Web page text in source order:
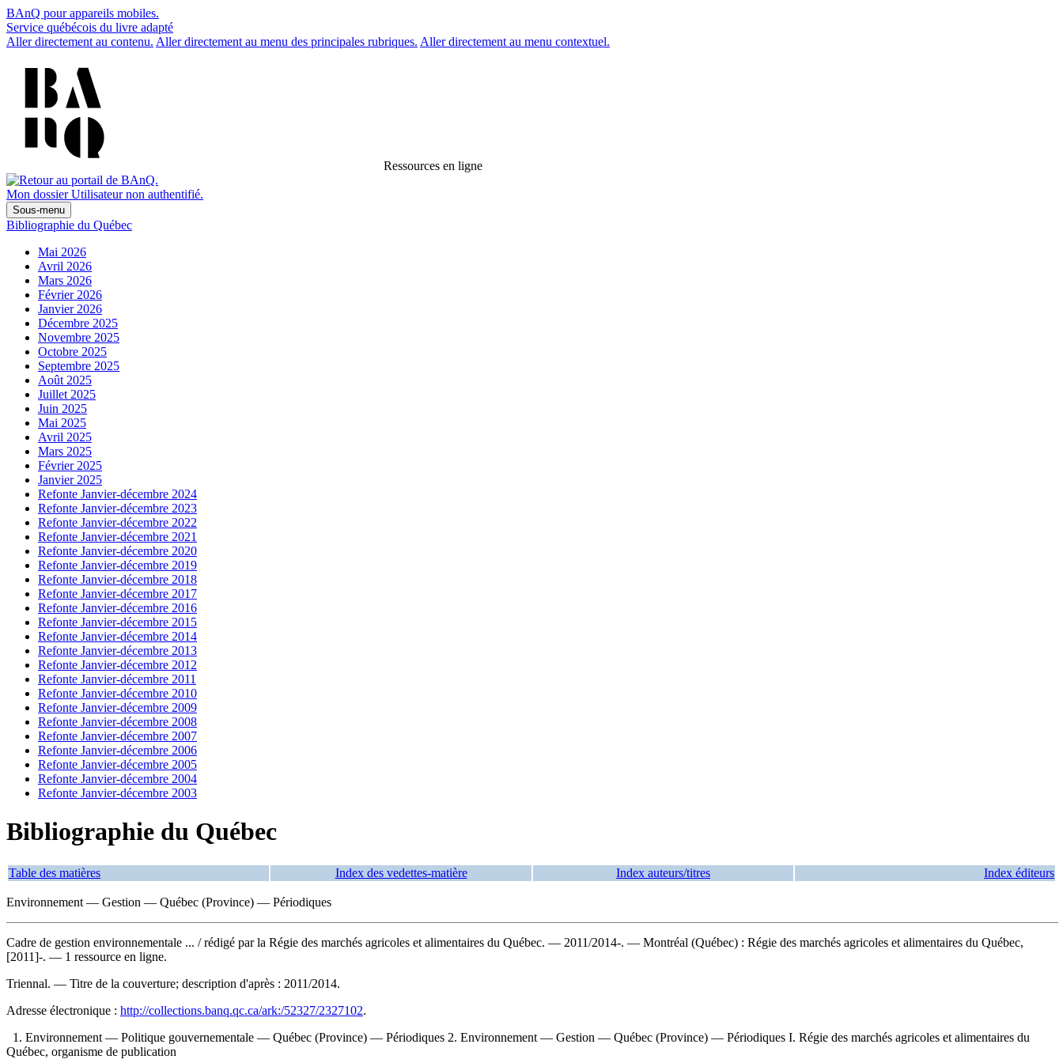
BAnQ pour appareils mobiles.
Service québécois du livre adapté
Aller directement au contenu. Aller directement au menu des principales rubriques. Aller directement au menu contextuel.
Ressources en ligne
Mon dossier Utilisateur non authentifié.
Sous-menu
Bibliographie du Québec
Mai 2026
Avril 2026
Mars 2026
Février 2026
Janvier 2026
Décembre 2025
Novembre 2025
Octobre 2025
Septembre 2025
Août 2025
Juillet 2025
Juin 2025
Mai 2025
Avril 2025
Mars 2025
Février 2025
Janvier 2025
Refonte Janvier-décembre 2024
Refonte Janvier-décembre 2023
Refonte Janvier-décembre 2022
Refonte Janvier-décembre 2021
Refonte Janvier-décembre 2020
Refonte Janvier-décembre 2019
Refonte Janvier-décembre 2018
Refonte Janvier-décembre 2017
Refonte Janvier-décembre 2016
Refonte Janvier-décembre 2015
Refonte Janvier-décembre 2014
Refonte Janvier-décembre 2013
Refonte Janvier-décembre 2012
Refonte Janvier-décembre 2011
Refonte Janvier-décembre 2010
Refonte Janvier-décembre 2009
Refonte Janvier-décembre 2008
Refonte Janvier-décembre 2007
Refonte Janvier-décembre 2006
Refonte Janvier-décembre 2005
Refonte Janvier-décembre 2004
Refonte Janvier-décembre 2003
Bibliographie du Québec
Table des matières Index des vedettes-matière Index auteurs/titres Index éditeurs
Environnement — Gestion — Québec (Province) — Périodiques
Cadre de gestion environnementale ... / rédigé par la Régie des marchés agricoles et alimentaires du Québec. — 2011/2014-. — Montréal (Québec) : Régie des marchés agricoles et alimentaires du Québec,
[2011]-. — 1 ressource en ligne.
Triennal. — Titre de la couverture; description d'après : 2011/2014.
Adresse électronique : http://collections.banq.qc.ca/ark:/52327/2327102.
1. Environnement — Politique gouvernementale — Québec (Province) — Périodiques 2. Environnement — Gestion — Québec (Province) — Périodiques I. Régie des marchés agricoles et alimentaires du
Québec, organisme de publication